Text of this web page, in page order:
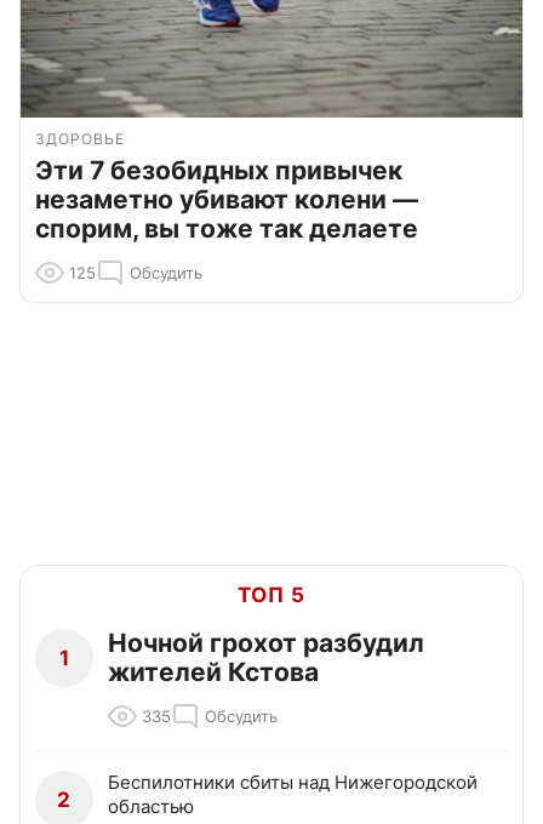
ЗДОРОВЬЕ
Эти 7 безобидных привычек
незаметно убивают колени —
спорим, вы тоже так делаете
125 Обсудить
ТОП 5
1
Ночной грохот разбудил
жителей Кстова
335 Обсудить
2
Беспилотники сбиты над Нижегородской
областью